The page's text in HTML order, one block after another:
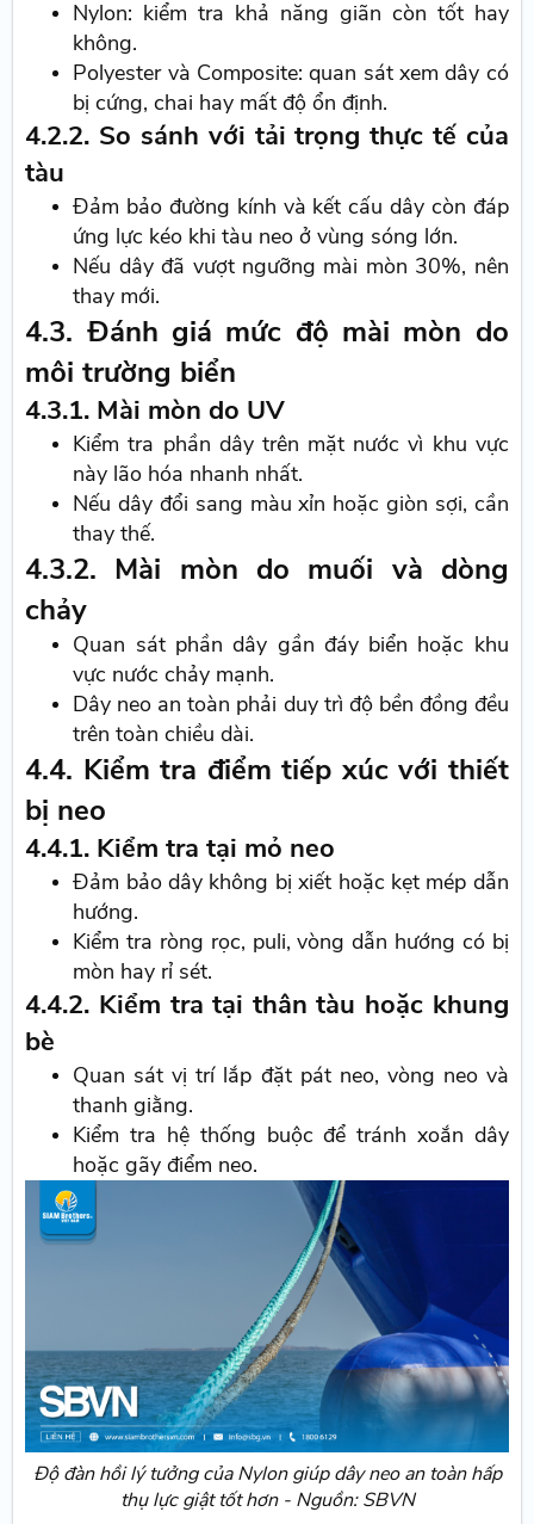
Nylon: kiểm tra khả năng giãn còn tốt hay
không.
Polyester và Composite: quan sát xem dây có
bị cứng, chai hay mất độ ổn định.
4.2.2. So sánh với tải trọng thực tế của
tàu
Đảm bảo đường kính và kết cấu dây còn đáp
ứng lực kéo khi tàu neo ở vùng sóng lớn.
Nếu dây đã vượt ngưỡng mài mòn 30%, nên
thay mới.
4.3. Đánh giá mức độ mài mòn do
môi trường biển
4.3.1. Mài mòn do UV
Kiểm tra phần dây trên mặt nước vì khu vực
này lão hóa nhanh nhất.
Nếu dây đổi sang màu xỉn hoặc giòn sợi, cần
thay thế.
4.3.2. Mài mòn do muối và dòng
chảy
Quan sát phần dây gần đáy biển hoặc khu
vực nước chảy mạnh.
Dây neo an toàn phải duy trì độ bền đồng đều
trên toàn chiều dài.
4.4. Kiểm tra điểm tiếp xúc với thiết
bị neo
4.4.1. Kiểm tra tại mỏ neo
Đảm bảo dây không bị xiết hoặc kẹt mép dẫn
hướng.
Kiểm tra ròng rọc, puli, vòng dẫn hướng có bị
mòn hay rỉ sét.
4.4.2. Kiểm tra tại thân tàu hoặc khung
bè
Quan sát vị trí lắp đặt pát neo, vòng neo và
thanh giằng.
Kiểm tra hệ thống buộc để tránh xoắn dây
hoặc gãy điểm neo.
Độ đàn hồi lý tưởng của Nylon giúp dây neo an toàn hấp
thụ lực giật tốt hơn - Nguồn: SBVN